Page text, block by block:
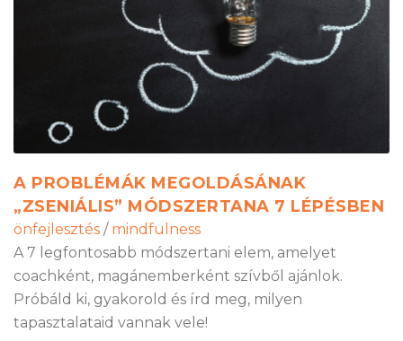
A PROBLÉMÁK MEGOLDÁSÁNAK
„ZSENIÁLIS” MÓDSZERTANA 7 LÉPÉSBEN
önfejlesztés / mindfulness
A 7 legfontosabb módszertani elem, amelyet
coachként, magánemberként szívből ajánlok.
Próbáld ki, gyakorold és írd meg, milyen
tapasztalataid vannak vele!